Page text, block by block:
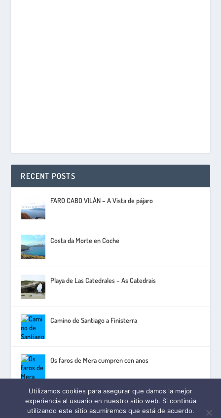
RECENT POSTS
FARO CABO VILÁN – A Vista de pájaro
Costa da Morte en Coche
Playa de Las Catedrales – As Catedrais
Camino de Santiago a Finisterra
Os faros de Mera cumpren cen anos
Utilizamos cookies para asegurar que damos la mejor
experiencia al usuario en nuestro sitio web. Si continúa
utilizando este sitio asumiremos que está de acuerdo.